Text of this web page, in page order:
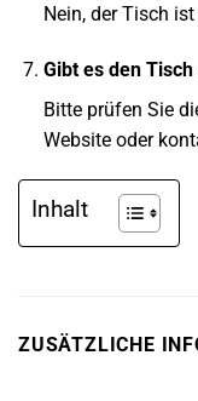
Nein, der Tisch
Gibt es den
Bitte prüfen Sie
Website oder
Inhalt
ZUSÄTZLICHE